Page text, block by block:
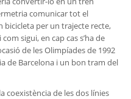
comunicar tot el
bicicleta per un trajecte recte,
sigui, en cap cas s’ha de
de les Olimpíades de 1992
de Barcelona i un bon tram del
coexistència de les dos línies